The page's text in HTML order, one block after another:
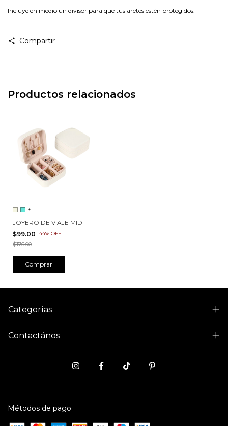
Incluye en medio un divisor para que tus aretes estén protegidos.
Compartir
Productos relacionados
+1
JOYERO DE VIAJE MIDI
$99.00 -44% OFF
$176.00
Comprar
Categorías
Contactános
Métodos de pago